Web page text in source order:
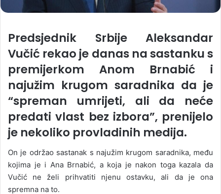
Predsjednik Srbije Aleksandar
Vučić rekao je danas na sastanku s
premijerkom Anom Brnabić i
najužim krugom saradnika da je
“spreman umrijeti, ali da neće
predati vlast bez izbora”, prenijelo
je nekoliko provladinih medija.
On je održao sastanak s najužim krugom saradnika, među
kojima je i Ana Brnabić, a koja je nakon toga kazala da
Vučić ne želi prihvatiti njenu ostavku, ali da je ona
spremna na to.